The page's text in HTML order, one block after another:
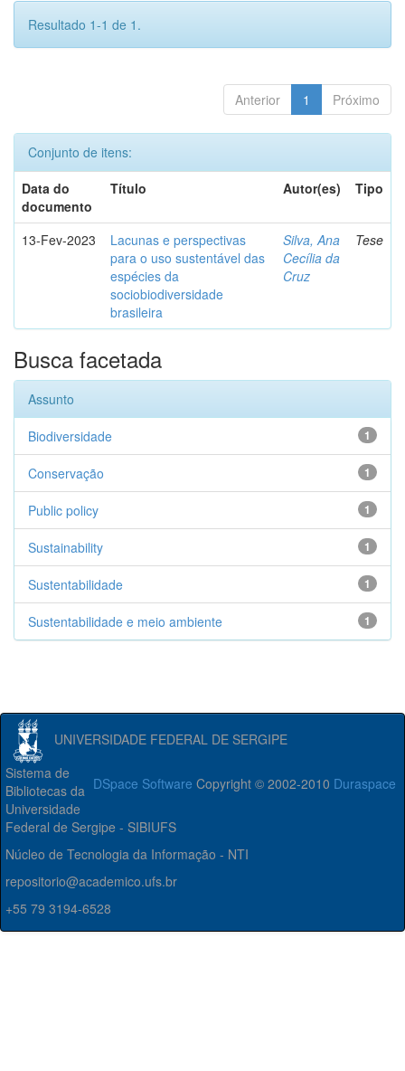
Resultado 1-1 de 1.
Anterior 1 Próximo
Conjunto de itens:
Data do
documento
Título Autor(es) Tipo
13-Fev-2023
Lacunas e perspectivas
para o uso sustentável das
espécies da
sociobiodiversidade
brasileira
Silva, Ana
Cecília da
Cruz
Tese
Busca facetada
Assunto
1
Biodiversidade
1
Conservação
1
Public policy
1
Sustainability
1
Sustentabilidade
1
Sustentabilidade e meio ambiente
UNIVERSIDADE FEDERAL DE SERGIPE
DSpace Software Copyright © 2002-2010 Duraspace
Sistema de
Bibliotecas da
Universidade
Federal de Sergipe - SIBIUFS
Núcleo de Tecnologia da Informação - NTI
repositorio@academico.ufs.br
+55 79 3194-6528